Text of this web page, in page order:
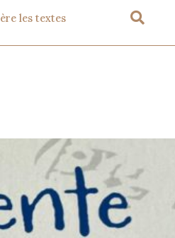
les textes